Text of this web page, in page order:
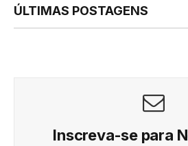
ÚLTIMAS POSTAGENS
Inscreva-se para